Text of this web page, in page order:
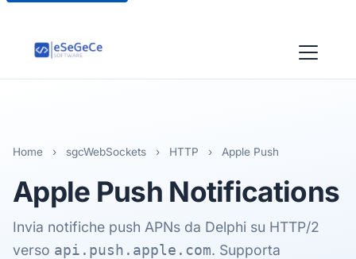
Home › sgcWebSockets › HTTP › Apple Push
Apple Push Notifications
Invia notifiche push APNs da Delphi su HTTP/2
verso api.push.apple.com. Supporta